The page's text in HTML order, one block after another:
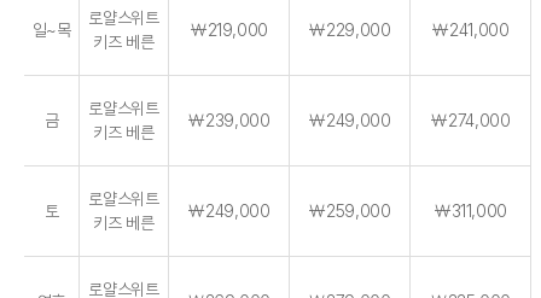
일~목
로얄스위트
키즈 베른
￦219,000 ￦229,000 ￦241,000
금
로얄스위트
키즈 베른
￦239,000 ￦249,000 ￦274,000
토
로얄스위트
키즈 베른
￦249,000 ￦259,000 ￦311,000
로얄스위트